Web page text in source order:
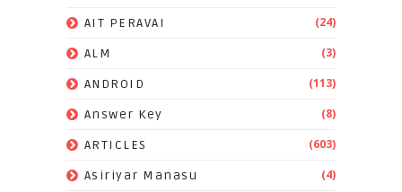
AIT PERAVAI (24)
ALM (3)
ANDROID (113)
Answer Key (8)
ARTICLES (603)
Asiriyar Manasu (4)